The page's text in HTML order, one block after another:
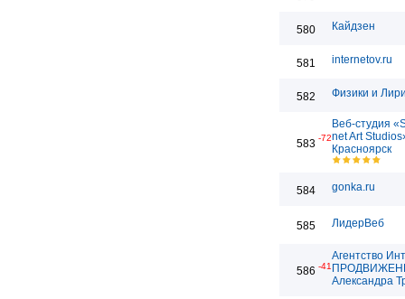
580 Кайдзен
581 internetov.ru
582 Физики и
583 -72
Веб-студия
net Art
Красноярск
584 gonka.ru
585 ЛидерВеб
586 -41
Агентство
Александра